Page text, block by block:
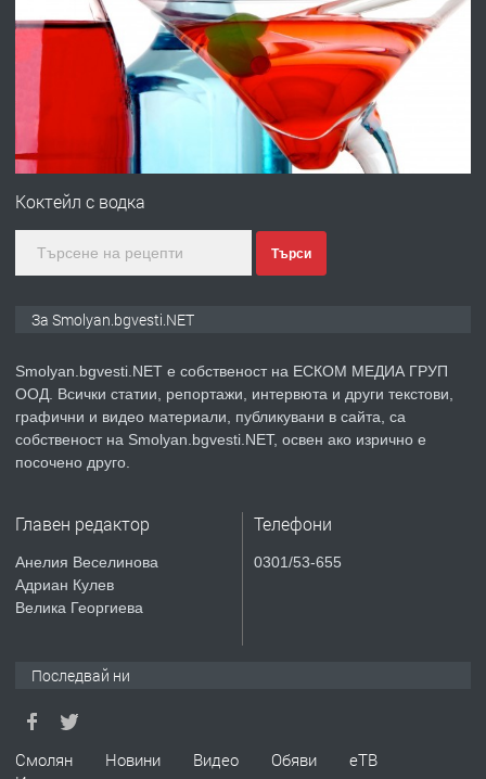
УДЪЛЖАВАНЕ НА ЧОВЕШКИЯТ
ЖИВОТ И ПОДОБРЯВАНЕ НА
НЕГОВОТО КАЧЕСТВО
преди 2 години
ПРЕДЛАГА Имот в Северна Гърция, до Кавала
преди 2 години
ПРЕДЛАГА КЪЩА В МАРОНЯ
ТЪРСИ
Коктейл с водка
Търси
За Smolyan.bgvesti.NET
Smolyan.bgvesti.NET е собственост на ЕСКОМ МЕДИА ГРУП
ООД. Всички статии, репортажи, интервюта и други текстови,
графични и видео материали, публикувани в сайта, са
собственост на Smolyan.bgvesti.NET, освен ако изрично е
посочено друго.
Главен редактор
Анелия Веселинова
Адриан Кулев
Велика Георгиева
Телефони
0301/53-655
Последвай ни
Смолян Новини Видео Обяви
еТВ